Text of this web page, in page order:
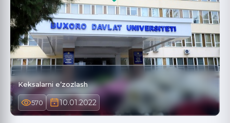
Keksalarni e’zozlash
570 10.01.2022